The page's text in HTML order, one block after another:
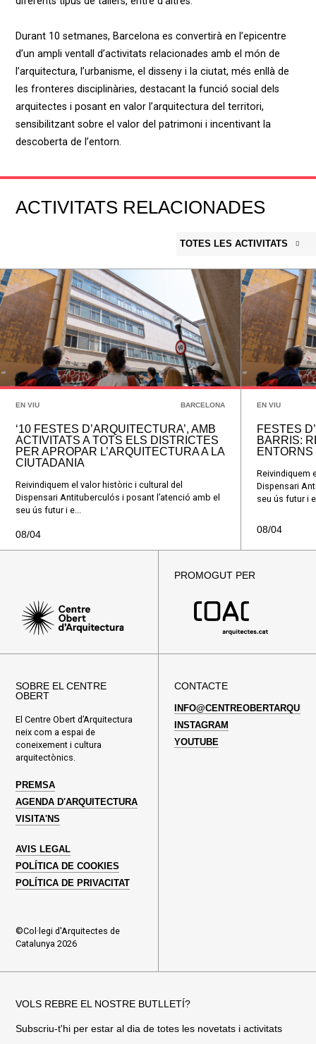
Durant 10 setmanes, Barcelona es convertirà en l’epicentre
d’un ampli ventall d’activitats relacionades amb el món de
l’arquitectura, l’urbanisme, el disseny i la ciutat, més enllà de
les fronteres disciplinàries, destacant la funció social dels
arquitectes i posant en valor l’arquitectura del territori,
sensibilitzant sobre el valor del patrimoni i incentivant la
descoberta de l’entorn.
ACTIVITATS RELACIONADES
TOTES LES ACTIVITATS
EN VIU BARCELONA
‘10 FESTES D’ARQUITECTURA’, AMB
ACTIVITATS A TOTS ELS DISTRICTES
PER APROPAR L’ARQUITECTURA A LA
CIUTADANIA
Reivindiquem el valor històric i cultural del
Dispensari Antituberculós i posant l’atenció amb el
seu ús futur i e...
08/04
EN VIU
FESTES
BARRIS:
Reivindiquem
Dispensari
seu ús futur i
08/04
PROMOGUT PER
SOBRE EL CENTRE
OBERT
El Centre Obert d’Arquitectura
neix com a espai de
coneixement i cultura
arquitectònics.
PREMSA
AGENDA D'ARQUITECTURA
VISITA'NS
AVIS LEGAL
POLÍTICA DE COOKIES
POLÍTICA DE PRIVACITAT
©Col·legi d'Arquitectes de
Catalunya 2026
CONTACTE
INSTAGRAM
YOUTUBE
VOLS REBRE EL NOSTRE BUTLLETÍ?
Subscriu-t'hi per estar al dia de totes les novetats i activitats